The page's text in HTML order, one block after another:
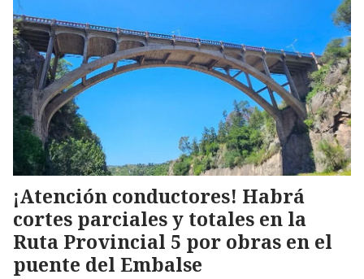
¡Atención conductores! Habrá
cortes parciales y totales en la
Ruta Provincial 5 por obras en el
puente del Embalse